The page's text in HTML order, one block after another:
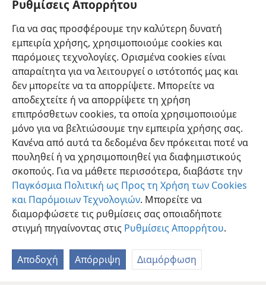
Ρυθμίσεις Απορρήτου
Για να σας προσφέρουμε την καλύτερη δυνατή
εμπειρία χρήσης, χρησιμοποιούμε cookies και
παρόμοιες τεχνολογίες. Ορισμένα cookies είναι
απαραίτητα για να λειτουργεί ο ιστότοπός μας και
δεν μπορείτε να τα απορρίψετε. Μπορείτε να
αποδεχτείτε ή να απορρίψετε τη χρήση
επιπρόσθετων cookies, τα οποία χρησιμοποιούμε
μόνο για να βελτιώσουμε την εμπειρία χρήσης σας.
Κανένα από αυτά τα δεδομένα δεν πρόκειται ποτέ να
πουληθεί ή να χρησιμοποιηθεί για διαφημιστικούς
σκοπούς. Για να μάθετε περισσότερα, διαβάστε την
Παγκόσμια Πολιτική ως Προς τη Χρήση των Cookies
και Παρόμοιων Τεχνολογιών. Μπορείτε να
διαμορφώσετε τις ρυθμίσεις σας οποιαδήποτε
στιγμή πηγαίνοντας στις Ρυθμίσεις Απορρήτου.
Αποδοχή Απόρριψη Διαμόρφωση
επίδειξις ενότητος σε παγκόσμια κλίμακα και ως
τοιαύτη, άσχετα με τον καιρό ή άλλα προβλήματα,
εστέφθη από λαμπρή επιτυχία, για πλήρη δόξα του
Μεγάλου Ενοποιού, Ιεχωβά Θεού.